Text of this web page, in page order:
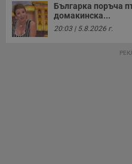
Българка поръча
домакинска...
20:03 | 5.8.2026 г.